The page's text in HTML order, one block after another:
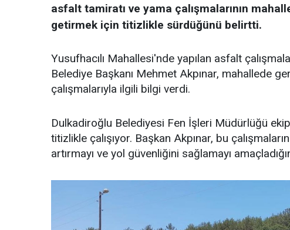
asfalt tamiratı ve yama çalışmalarının
getirmek için titizlikle sürdüğünü belirtti.
Yusufhacılı Mahallesi'nde yapılan asfalt
Belediye Başkanı Mehmet Akpınar, mahallede
çalışmalarıyla ilgili bilgi verdi.
Dulkadiroğlu Belediyesi Fen İşleri Müdürlüğü
titizlikle çalışıyor. Başkan Akpınar, bu
artırmayı ve yol güvenliğini sağlamayı